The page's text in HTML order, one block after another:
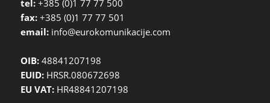
tel:+385 (0)1 77 77 500
fax:+385 (0)1 77 77 501
email:info@eurokomunikacije.com
OIB:48841207198
EUID:HRSR.080672698
EU VAT:HR48841207198